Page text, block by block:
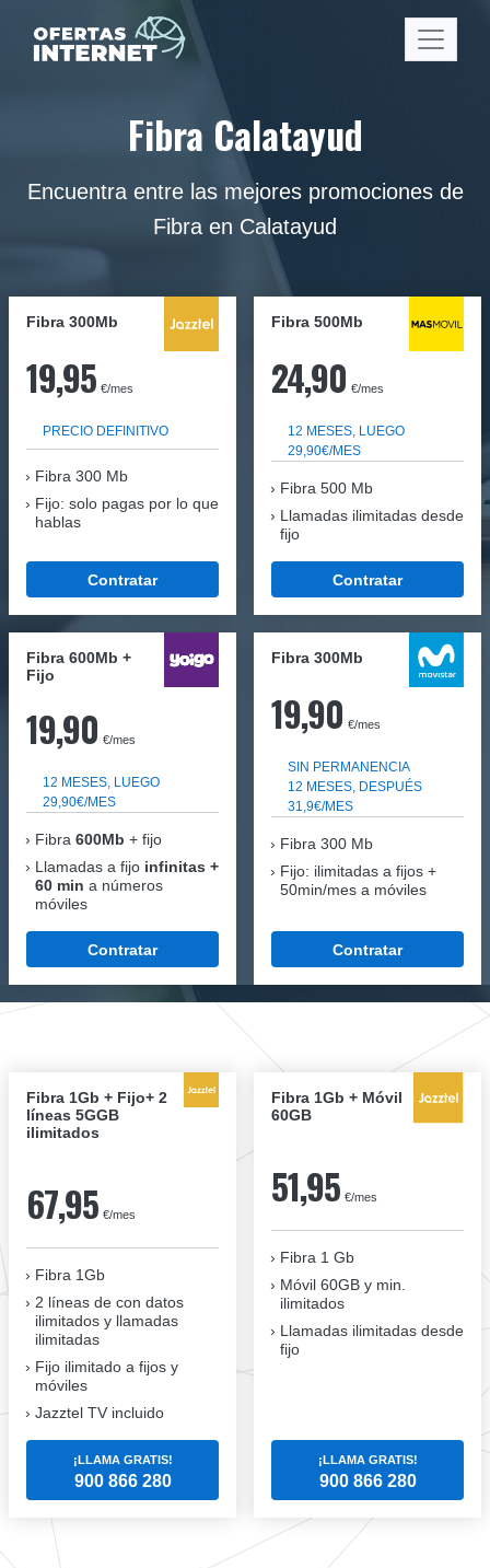
Fibra Calatayud
Encuentra entre las mejores promociones de
Fibra en Calatayud
Fibra 300Mb
19,95 €/mes
PRECIO DEFINITIVO
Fibra 300 Mb
Fijo: solo pagas por lo que
hablas
Contratar
Fibra 500Mb
24,90 €/mes
12 MESES, LUEGO
29,90€/MES
Fibra 500 Mb
Llamadas ilimitadas desde
fijo
Contratar
Fibra 600Mb +
Fijo
19,90 €/mes
12 MESES, LUEGO
29,90€/MES
Fibra 600Mb + fijo
Llamadas a fijo infinitas +
60 min a números
móviles
Contratar
Fibra 300Mb
19,90 €/mes
SIN PERMANENCIA
12 MESES, DESPUÉS
31,9€/MES
Fibra 300 Mb
Fijo: ilimitadas a fijos +
50min/mes a móviles
Contratar
Fibra 1Gb + Fijo+ 2
líneas 5GGB
ilimitados
67,95 €/mes
Fibra 1Gb
2 líneas de con datos
ilimitados y llamadas
ilimitadas
Fijo ilimitado a fijos y
móviles
Jazztel TV incluido
¡LLAMA GRATIS!
900 866 280
Fibra 1Gb + Móvil
60GB
51,95 €/mes
Fibra 1 Gb
Móvil 60GB y min.
ilimitados
Llamadas ilimitadas desde
fijo
¡LLAMA GRATIS!
900 866 280